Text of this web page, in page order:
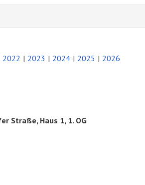
2022 2023 2024 2025 2026
Straße, Haus 1, 1. OG